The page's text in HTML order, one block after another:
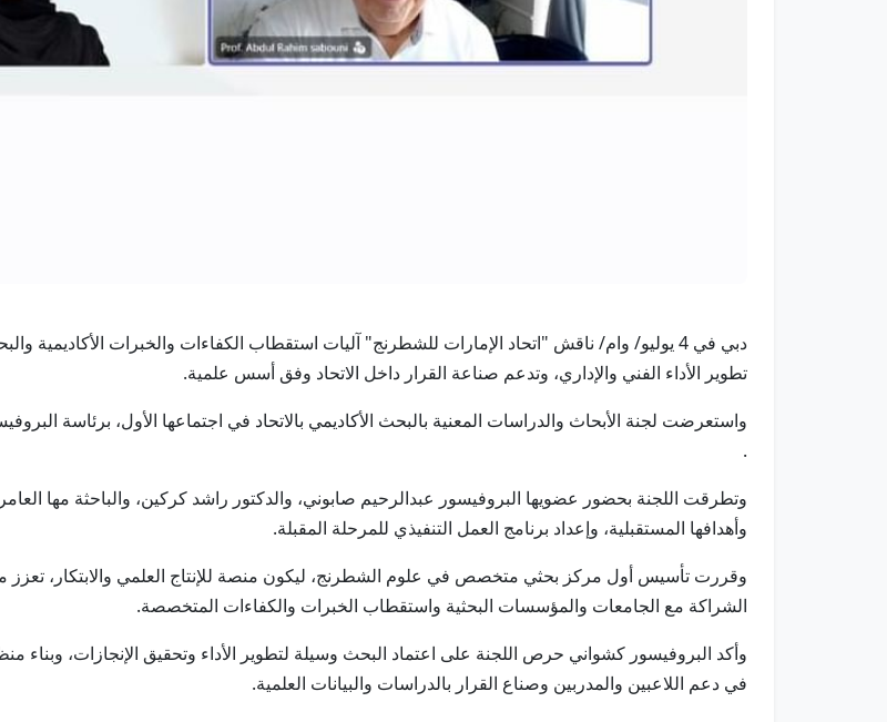
دبي في 4 يوليو/ وام/ ناقش "اتحاد الإمارات للشطرنج" آليات استقطاب الكفاءات والخبرات
تطوير الأداء الفني والإداري، وتدعم صناعة القرار داخل الاتحاد وفق أسس علمية.
واستعرضت لجنة الأبحاث والدراسات المعنية بالبحث الأكاديمي بالاتحاد في اجتماعها الأول، برئاسة
.
وتطرقت اللجنة بحضور عضويها البروفيسور عبدالرحيم صابوني، والدكتور راشد كركين، والباحثة مها
وأهدافها المستقبلية، وإعداد برنامج العمل التنفيذي للمرحلة المقبلة.
وقررت تأسيس أول مركز بحثي متخصص في علوم الشطرنج، ليكون منصة للإنتاج العلمي والابتكار، تعزز
الشراكة مع الجامعات والمؤسسات البحثية واستقطاب الخبرات والكفاءات المتخصصة.
وأكد البروفيسور كشواني حرص اللجنة على اعتماد البحث وسيلة لتطوير الأداء وتحقيق الإنجازات،
في دعم اللاعبين والمدربين وصناع القرار بالدراسات والبيانات العلمية.